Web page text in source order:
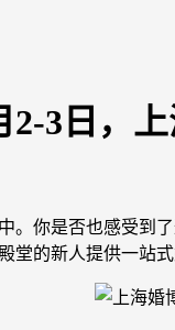
3日，
。你是否也感受到
堂的新人提供一站式